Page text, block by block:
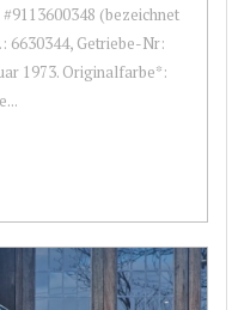
(bezeichnet
6630344, Getriebe-Nr:
1973. Originalfarbe*: